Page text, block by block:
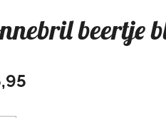
beertje